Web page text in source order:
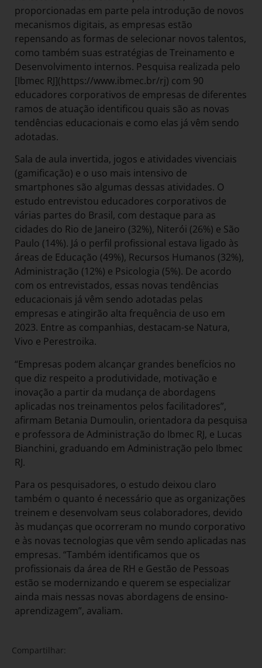
proporcionadas em parte pela introdução de novos
mecanismos digitais, as empresas estão
repensando as formas de selecionar novos talentos,
como também suas estratégias de Treinamento e
Desenvolvimento internos. Pesquisa realizada pelo
[Ibmec RJ](https://www.ibmec.br/rj) com 90
educadores corporativos de empresas de diferentes
ramos de atuação identificou quais são as novas
tendências educacionais e como elas já vêm sendo
adotadas.
Sala de aula invertida, jogos e atividades vivenciais
(gamificação) e o uso mais intensivo de
smartphones são algumas dessas atividades. O
estudo entrevistou educadores corporativos de
várias partes do Brasil, com destaque para as
cidades do Rio de Janeiro (32%), Niterói (26%) e São
Paulo (14%). Já o perfil profissional estava ligado às
áreas de Educação (49%), Recursos Humanos (32%),
Administração (12%) e Psicologia (5%). De acordo
com os entrevistados, essas novas tendências
educacionais já vêm sendo adotadas pelas
empresas e atingirão alta frequência de uso em
2023. Entre as companhias, destacam-se Natura,
Vivo e Perestroika.
“Empresas podem alcançar grandes benefícios no
que diz respeito a produtividade, motivação e
inovação a partir da mudança de abordagens
aplicadas nos treinamentos pelos facilitadores”,
afirmam Betania Dumoulin, orientadora da pesquisa
e professora de Administração do Ibmec RJ, e Lucas
Bianchini, graduando em Administração pelo Ibmec
RJ.
Para os pesquisadores, o estudo deixou claro
também o quanto é necessário que as organizações
treinem e desenvolvam seus colaboradores, devido
às mudanças que ocorreram no mundo corporativo
e às novas tecnologias que vêm sendo aplicadas nas
empresas. “Também identificamos que os
profissionais da área de RH e Gestão de Pessoas
estão se modernizando e querem se especializar
ainda mais nessas novas abordagens de ensino-
aprendizagem”, avaliam.
Compartilhar: